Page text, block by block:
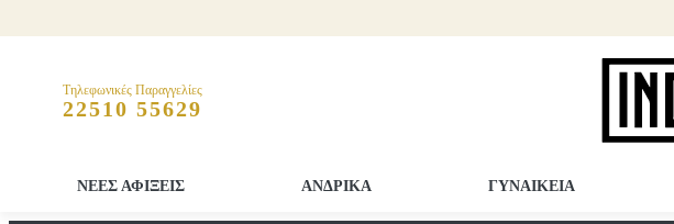
Τηλεφωνικές Παραγγελίες
22510 55629
ΝΕΕΣ ΑΦΙΞΕΙΣ ΑΝΔΡΙΚΑ ΓΥΝΑΙΚΕΙΑ